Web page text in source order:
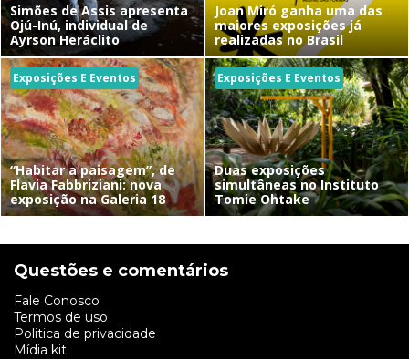
Simões de Assis apresenta
Ojú-Inú, individual de
Ayrson Heráclito
Joan Miró ganha uma das
maiores exposições já
realizadas no Brasil
Exposições E Eventos
“Habitar a paisagem”, de
Flavia Fabbriziani: nova
exposição na Galeria 18
Exposições E Eventos
Duas exposições
simultâneas no Instituto
Tomie Ohtake
Questões e comentários
Fale Conosco
Termos de uso
Politica de privacidade
Mídia kit